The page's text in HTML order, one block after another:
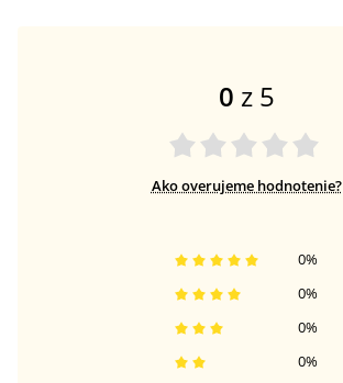
0 z 5
Ako overujeme hodnotenie?
0%
0%
0%
0%